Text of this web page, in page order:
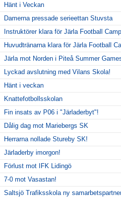
Hänt i Veckan
Damerna pressade serieettan Stuvsta
Instruktörer klara för Järla Football Camp
Huvudtränarna klara för Järla Football
Järla mot Norden i Piteå Summer
Lyckad avslutning med Vilans Skola!
Hänt i veckan
Knattefotbollsskolan
Fin insats av P06 i "Järladerbyt"!
Dålig dag mot Mariebergs SK
Herrarna nollade Stureby SK!
Järladerby imorgon!
Förlust mot IFK Lidingö
7-0 mot Vasastan!
Saltsjö Trafiksskola ny